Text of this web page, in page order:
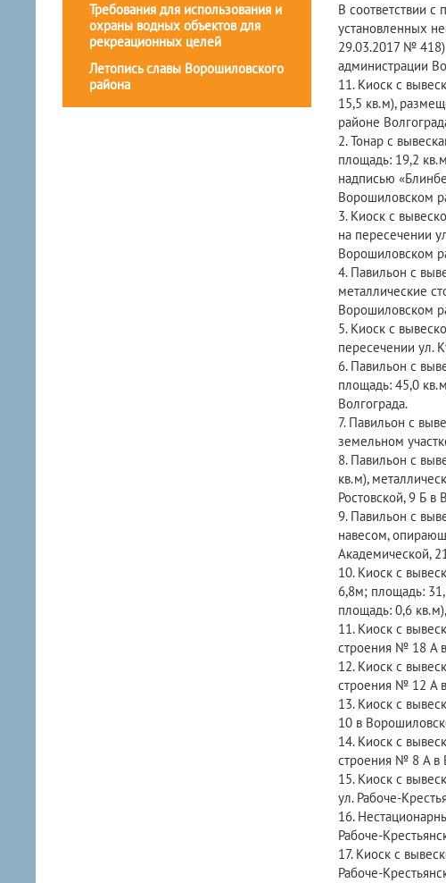
Требования для использования и
охраны водных объектов для
рекреационных целей
Летопись славы Ворошиловского
района
В соответствии
установленных
29.03.2017 №
администрации
11. Киоск с
15,5 кв.м),
районе
2. Тонар с
площадь: 19,2
надписью
Ворошиловском
3. Киоск с
на пересечении
Ворошиловском
4. Павильон с
металлические
Ворошиловском
5. Киоск с
пересечении ул.
6. Павильон с
площадь: 45,0
Волгограда.
7. Павильон с
земельном
8. Павильон с
кв.м),
Ростовской, 9 Б
9. Павильон с
навесом,
Академической,
10. Киоск с
6,8м; площадь:
площадь: 0,6
11. Киоск с
строения № 18 А
12. Киоск с
строения № 12 А
13. Киоск с
10 в
14. Киоск с
строения № 8 А в
15. Киоск с
ул. Рабоче-
16.
Рабоче-
17. Киоск с
Рабоче-